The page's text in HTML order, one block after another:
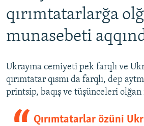
qırımtatarlarğa
munasebeti
Ukrayına cemiyeti pek farqlı ve
qırımtatar qısmı da farqlı, dep
printsip, baqış ve tüşünceleri olğan
Qırımtatarlar özüni